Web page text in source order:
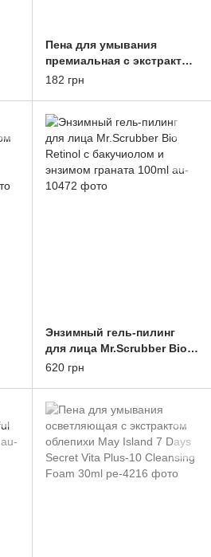
Пена для умывания
премиальная с экстрактом
улитки Farmstay Snail Pure
182 грн
Энзимный гель-пилинг
для лица Mr.Scrubber Bio
Retinol с бакучиолом и
620 грн